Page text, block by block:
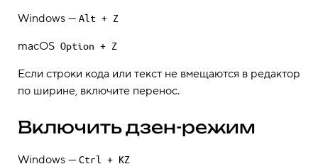
Windows — Alt + Z
macOS Option + Z
Если строки кода или текст не вмещаются в редактор
по ширине, включите перенос.
Включить дзен-режим
Windows — Ctrl + KZ